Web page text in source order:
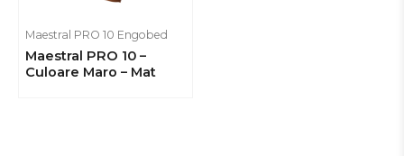
Maestral PRO 10 Engobed
Maestral PRO 10 –
Culoare Maro – Mat